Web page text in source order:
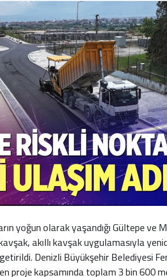
yoğun olarak yaşandığı Gültepe ve
akıllı kavşak uygulamasıyla
Denizli Büyükşehir Belediyesi
proje kapsamında toplam 3 bin 600